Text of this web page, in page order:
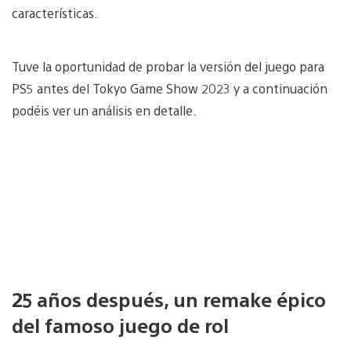
características.
Tuve la oportunidad de probar la versión del juego para
PS5 antes del Tokyo Game Show 2023 y a continuación
podéis ver un análisis en detalle.
25 años después, un remake épico
del famoso juego de rol